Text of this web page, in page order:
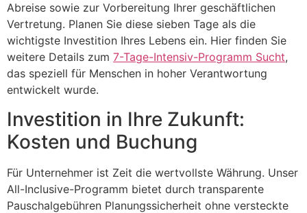
Abreise sowie zur Vorbereitung Ihrer geschäftlichen
Vertretung. Planen Sie diese sieben Tage als die
wichtigste Investition Ihres Lebens ein. Hier finden Sie
weitere Details zum 7-Tage-Intensiv-Programm Sucht,
das speziell für Menschen in hoher Verantwortung
entwickelt wurde.
Investition in Ihre Zukunft:
Kosten und Buchung
Für Unternehmer ist Zeit die wertvollste Währung. Unser
All-Inclusive-Programm bietet durch transparente
Pauschalgebühren Planungssicherheit ohne versteckte